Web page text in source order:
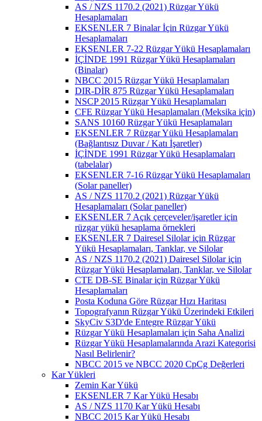
AS / NZS 1170.2 (2021) Rüzgar Yükü
Hesaplamaları
EKSENLER 7 Binalar İçin Rüzgar Yükü
Hesaplamaları
EKSENLER 7-22 Rüzgar Yükü Hesaplamaları
İÇİNDE 1991 Rüzgar Yükü Hesaplamaları
(Binalar)
NBCC 2015 Rüzgar Yükü Hesaplamaları
DIR-DİR 875 Rüzgar Yükü Hesaplamaları
NSCP 2015 Rüzgar Yükü Hesaplamaları
CFE Rüzgar Yükü Hesaplamaları (Meksika için)
SANS 10160 Rüzgar Yükü Hesaplamaları
EKSENLER 7 Rüzgar Yükü Hesaplamaları
(Bağlantısız Duvar / Katı İşaretler)
İÇİNDE 1991 Rüzgar Yükü Hesaplamaları
(tabelalar)
EKSENLER 7-16 Rüzgar Yükü Hesaplamaları
(Solar paneller)
AS / NZS 1170.2 (2021) Rüzgar Yükü
Hesaplamaları (Solar paneller)
EKSENLER 7 Açık çerçeveler/işaretler için
rüzgar yükü hesaplama örnekleri
EKSENLER 7 Dairesel Silolar için Rüzgar
Yükü Hesaplamaları, Tanklar, ve Silolar
AS / NZS 1170.2 (2021) Dairesel Silolar için
Rüzgar Yükü Hesaplamaları, Tanklar, ve Silolar
CTE DB-SE Binalar için Rüzgar Yükü
Hesaplamaları
Posta Koduna Göre Rüzgar Hızı Haritası
Topografyanın Rüzgar Yükü Üzerindeki Etkileri
SkyCiv S3D'de Entegre Rüzgar Yükü
Rüzgar Yükü Hesaplamaları için Saha Analizi
Rüzgar Yükü Hesaplamalarında Arazi Kategorisi
Nasıl Belirlenir?
NBCC 2015 ve NBCC 2020 CpCg Değerleri
Kar Yükleri
Zemin Kar Yükü
EKSENLER 7 Kar Yükü Hesabı
AS / NZS 1170 Kar Yükü Hesabı
NBCC 2015 Kar Yükü Hesabı